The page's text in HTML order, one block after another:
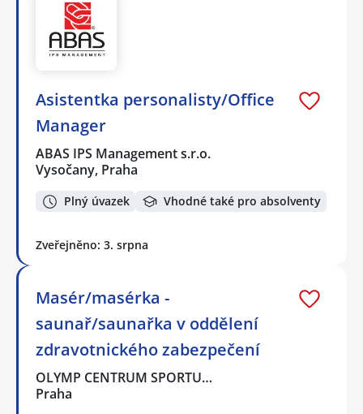
Asistentka personalisty/Office
Manager
ABAS IPS Management s.r.o.
Vysočany, Praha
Plný úvazek Vhodné také pro absolventy
Zveřejněno: 3. srpna
Masér/masérka -
saunař/saunařka v oddělení
zdravotnického zabezpečení
OLYMP CENTRUM SPORTU…
Praha